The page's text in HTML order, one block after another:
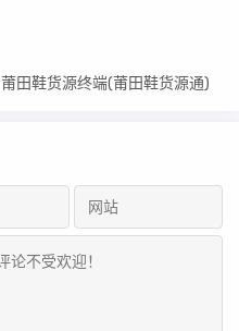
莆田鞋货源终端(莆田鞋货源通)